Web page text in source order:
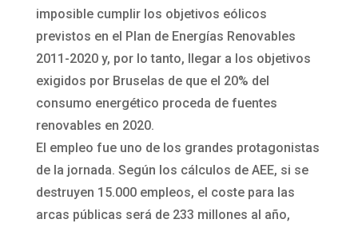
imposible cumplir los objetivos eólicos
previstos en el Plan de Energías Renovables
2011-2020 y, por lo tanto, llegar a los objetivos
exigidos por Bruselas de que el 20% del
consumo energético proceda de fuentes
renovables en 2020.
El empleo fue uno de los grandes protagonistas
de la jornada. Según los cálculos de AEE, si se
destruyen 15.000 empleos, el coste para las
arcas públicas será de 233 millones al año,